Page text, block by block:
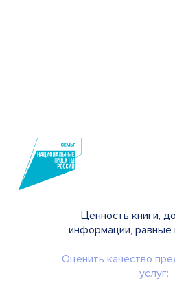
Ценность книги,
информации, равные
Оценить качество
услуг: